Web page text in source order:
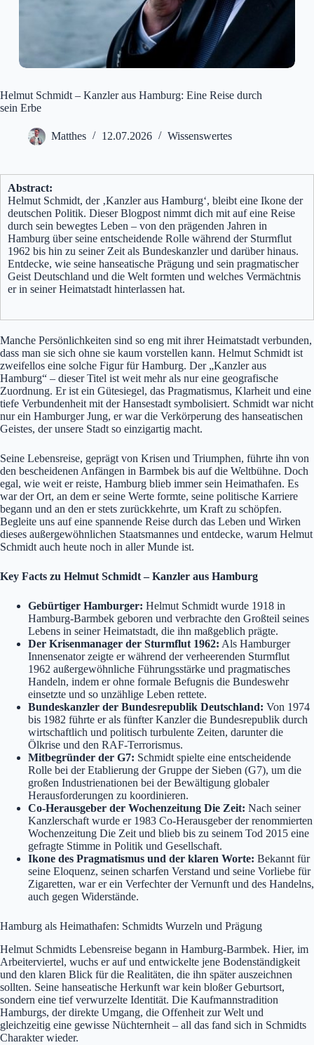
Helmut Schmidt – Kanzler aus Hamburg: Eine Reise durch
sein Erbe
Matthes 12.07.2026 Wissenswertes
Abstract:
Helmut Schmidt, der ‚Kanzler aus Hamburg‘, bleibt eine Ikone der
deutschen Politik. Dieser Blogpost nimmt dich mit auf eine Reise
durch sein bewegtes Leben – von den prägenden Jahren in
Hamburg über seine entscheidende Rolle während der Sturmflut
1962 bis hin zu seiner Zeit als Bundeskanzler und darüber hinaus.
Entdecke, wie seine hanseatische Prägung und sein pragmatischer
Geist Deutschland und die Welt formten und welches Vermächtnis
er in seiner Heimatstadt hinterlassen hat.
Manche Persönlichkeiten sind so eng mit ihrer Heimatstadt verbunden,
dass man sie sich ohne sie kaum vorstellen kann. Helmut Schmidt ist
zweifellos eine solche Figur für Hamburg. Der „Kanzler aus
Hamburg“ – dieser Titel ist weit mehr als nur eine geografische
Zuordnung. Er ist ein Gütesiegel, das Pragmatismus, Klarheit und eine
tiefe Verbundenheit mit der Hansestadt symbolisiert. Schmidt war nicht
nur ein Hamburger Jung, er war die Verkörperung des hanseatischen
Geistes, der unsere Stadt so einzigartig macht.
Seine Lebensreise, geprägt von Krisen und Triumphen, führte ihn von
den bescheidenen Anfängen in Barmbek bis auf die Weltbühne. Doch
egal, wie weit er reiste, Hamburg blieb immer sein Heimathafen. Es
war der Ort, an dem er seine Werte formte, seine politische Karriere
begann und an den er stets zurückkehrte, um Kraft zu schöpfen.
Begleite uns auf eine spannende Reise durch das Leben und Wirken
dieses außergewöhnlichen Staatsmannes und entdecke, warum Helmut
Schmidt auch heute noch in aller Munde ist.
Key Facts zu Helmut Schmidt – Kanzler aus Hamburg
Gebürtiger Hamburger: Helmut Schmidt wurde 1918 in
Hamburg-Barmbek geboren und verbrachte den Großteil seines
Lebens in seiner Heimatstadt, die ihn maßgeblich prägte.
Der Krisenmanager der Sturmflut 1962: Als Hamburger
Innensenator zeigte er während der verheerenden Sturmflut
1962 außergewöhnliche Führungsstärke und pragmatisches
Handeln, indem er ohne formale Befugnis die Bundeswehr
einsetzte und so unzählige Leben rettete.
Bundeskanzler der Bundesrepublik Deutschland: Von 1974
bis 1982 führte er als fünfter Kanzler die Bundesrepublik durch
wirtschaftlich und politisch turbulente Zeiten, darunter die
Ölkrise und den RAF-Terrorismus.
Mitbegründer der G7: Schmidt spielte eine entscheidende
Rolle bei der Etablierung der Gruppe der Sieben (G7), um die
großen Industrienationen bei der Bewältigung globaler
Herausforderungen zu koordinieren.
Co-Herausgeber der Wochenzeitung Die Zeit: Nach seiner
Kanzlerschaft wurde er 1983 Co-Herausgeber der renommierten
Wochenzeitung Die Zeit und blieb bis zu seinem Tod 2015 eine
gefragte Stimme in Politik und Gesellschaft.
Ikone des Pragmatismus und der klaren Worte: Bekannt für
seine Eloquenz, seinen scharfen Verstand und seine Vorliebe für
Zigaretten, war er ein Verfechter der Vernunft und des Handelns,
auch gegen Widerstände.
Hamburg als Heimathafen: Schmidts Wurzeln und Prägung
Helmut Schmidts Lebensreise begann in Hamburg-Barmbek. Hier, im
Arbeiterviertel, wuchs er auf und entwickelte jene Bodenständigkeit
und den klaren Blick für die Realitäten, die ihn später auszeichnen
sollten. Seine hanseatische Herkunft war kein bloßer Geburtsort,
sondern eine tief verwurzelte Identität. Die Kaufmannstradition
Hamburgs, der direkte Umgang, die Offenheit zur Welt und
gleichzeitig eine gewisse Nüchternheit – all das fand sich in Schmidts
Charakter wieder.